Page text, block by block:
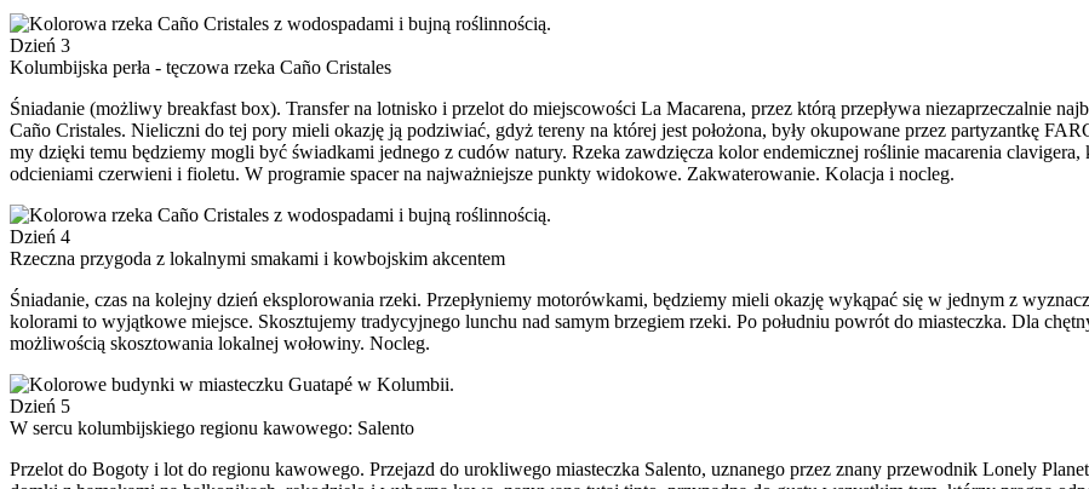
Dzień 3
Kolumbijska perła - tęczowa rzeka Caño Cristales
Śniadanie (możliwy breakfast box). Transfer na lotnisko i przelot do miejscowości La Macarena, przez którą przepływa niezaprzeczalnie
Caño Cristales. Nieliczni do tej pory mieli okazję ją podziwiać, gdyż tereny na której jest położona, były okupowane przez partyzantkę
my dzięki temu będziemy mogli być świadkami jednego z cudów natury. Rzeka zawdzięcza kolor endemicznej roślinie macarenia
odcieniami czerwieni i fioletu. W programie spacer na najważniejsze punkty widokowe. Zakwaterowanie. Kolacja i nocleg.
Dzień 4
Rzeczna przygoda z lokalnymi smakami i kowbojskim akcentem
Śniadanie, czas na kolejny dzień eksplorowania rzeki. Przepłyniemy motorówkami, będziemy mieli okazję wykąpać się w jednym z
kolorami to wyjątkowe miejsce. Skosztujemy tradycyjnego lunchu nad samym brzegiem rzeki. Po południu powrót do miasteczka. Dla
możliwością skosztowania lokalnej wołowiny. Nocleg.
Dzień 5
W sercu kolumbijskiego regionu kawowego: Salento
Przelot do Bogoty i lot do regionu kawowego. Przejazd do urokliwego miasteczka Salento, uznanego przez znany przewodnik Lonely